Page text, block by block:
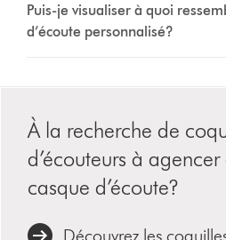
Puis-je visualiser à quoi
d’écoute personnalisé?
À la recherche de
d’écouteurs à
casque d’écoute?
Découvrez les